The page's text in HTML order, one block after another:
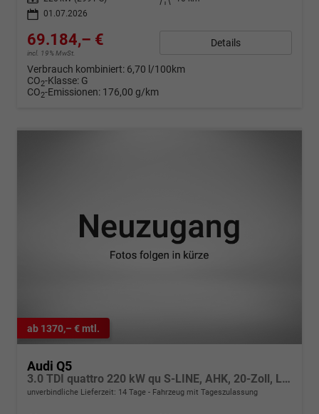
01.07.2026
69.184,– €
incl. 19% MwSt.
Details
Verbrauch kombiniert: 6,70 l/100km
CO2-Klasse: G
CO2-Emissionen: 176,00 g/km
ab 1370,– € mtl.
Audi Q5
3.0 TDI quattro 220 kW qu S-LINE, AHK, 20-Zoll, Leder, B&O, experience plus, sofort
unverbindliche Lieferzeit: 14 Tage Fahrzeug mit Tageszulassung